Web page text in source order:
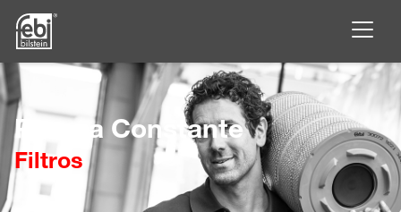
Saltar para o conteúdo principal
Pureza Constante
Filtros